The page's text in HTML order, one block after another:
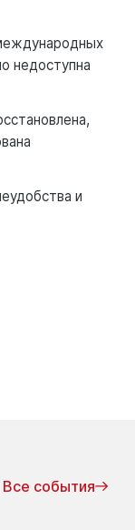
недоступна
и
Все события